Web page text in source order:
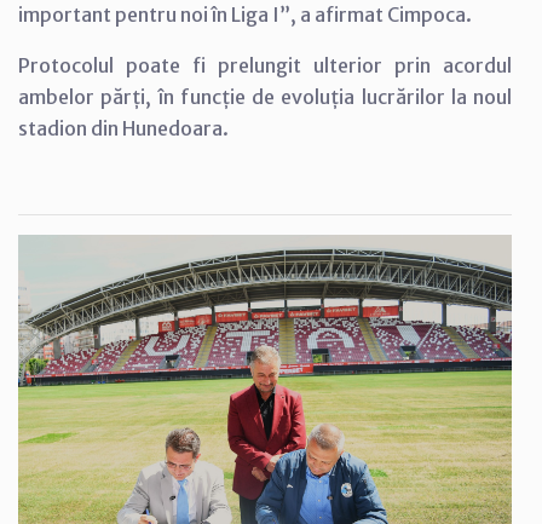
important pentru noi în Liga I”, a afirmat Cimpoca.
Protocolul poate fi prelungit ulterior prin acordul
ambelor părți, în funcție de evoluția lucrărilor la noul
stadion din Hunedoara.